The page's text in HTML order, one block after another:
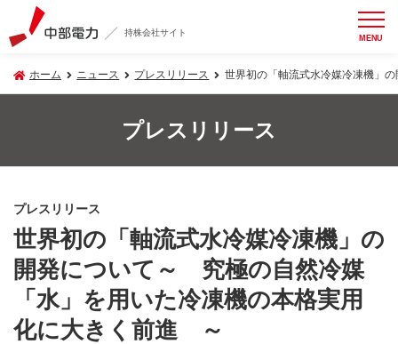
持株会社サイト MENU
ホーム ニュース プレスリリース 世界初の「軸流式水冷媒冷凍機」
プレスリリース
プレスリリース
世界初の「軸流式水冷媒冷凍機」の
開発について～ 究極の自然冷媒
「水」を用いた冷凍機の本格実用
化に大きく前進 ～